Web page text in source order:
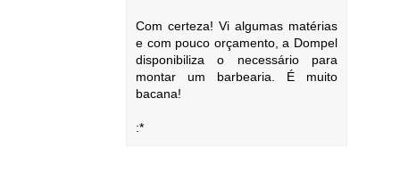
Com certeza! Vi algumas matérias
e com pouco orçamento, a Dompel
disponibiliza o necessário para
montar um barbearia. É muito
bacana!
:*